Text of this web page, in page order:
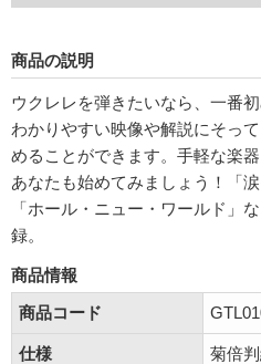
商品の説明
ウクレレを弾きたいなら、一番
わかりやすい映像や解説にそっ
めることができます。手軽な楽
あなたも始めてみましょう！「
「ホール・ニュー・ワールド」
録。
商品情報
商品コード
仕様 菊倍